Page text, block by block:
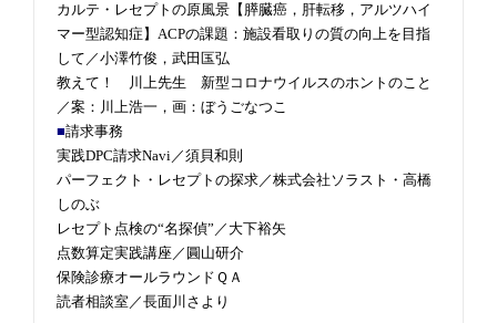
カルテ・レセプトの原風景【膵臓癌，肝転移，アルツハイ
マー型認知症】ACPの課題：施設看取りの質の向上を目指
して／小澤竹俊，武田匤弘
教えて！ 川上先生 新型コロナウイルスのホントのこと
／案：川上浩一，画：ぼうごなつこ
■請求事務
実践DPC請求Navi／須貝和則
パーフェクト・レセプトの探求／株式会社ソラスト・高橋
しのぶ
レセプト点検の“名探偵”／大下裕矢
点数算定実践講座／圓山研介
保険診療オールラウンドＱＡ
読者相談室／長面川さより